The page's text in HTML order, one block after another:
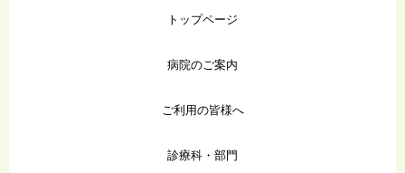
トップページ
病院のご案内
ご利用の皆様へ
診療科・部門